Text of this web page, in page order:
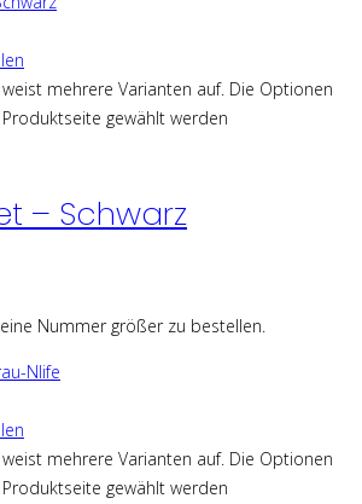
mehrere Varianten auf. Die Optionen
gewählt werden
– Schwarz
Nummer größer zu bestellen.
mehrere Varianten auf. Die Optionen
gewählt werden